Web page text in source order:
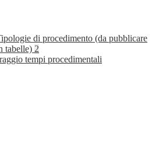
di procedimento (da pubblicare
tabelle) 2
tempi procedimentali